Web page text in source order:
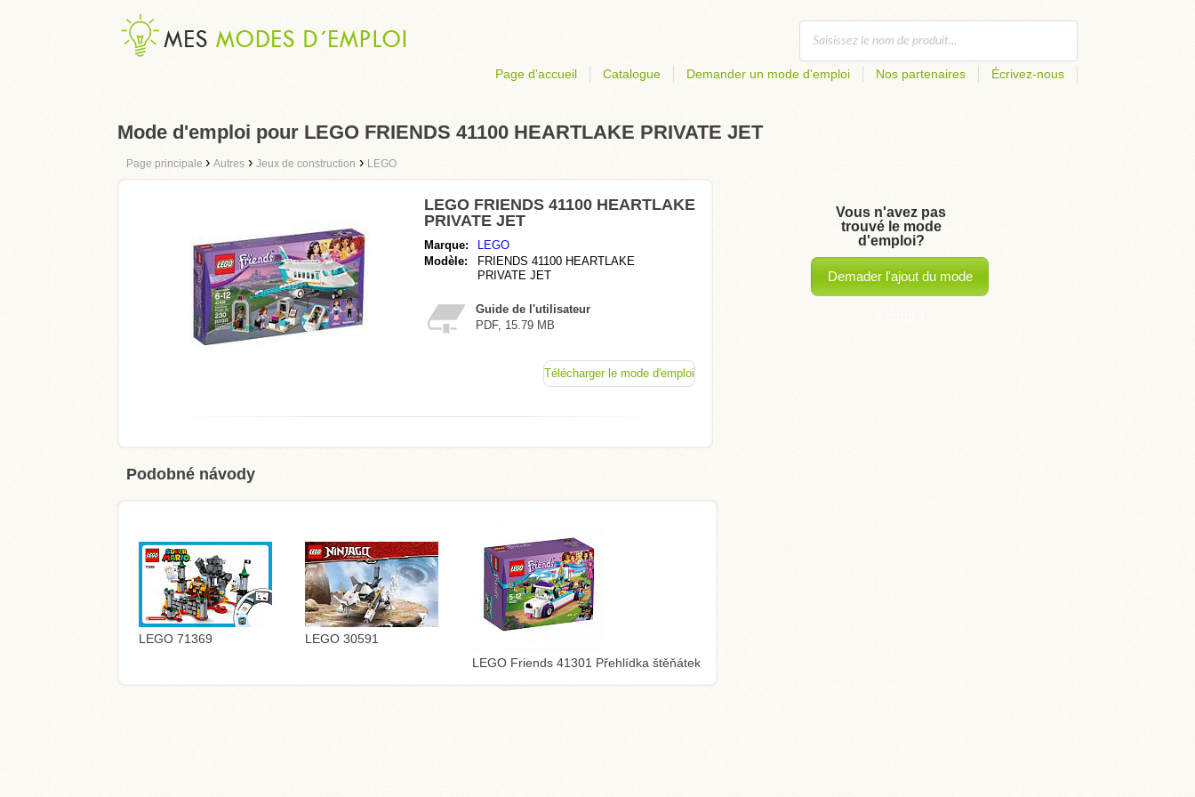
Page d'accueil Catalogue Demander un mode d'emploi Nos partenaires Écrivez-nous
Mode d'emploi pour LEGO FRIENDS 41100 HEARTLAKE PRIVATE JET
Page principale › Autres › Jeux de construction › LEGO
LEGO FRIENDS 41100 HEARTLAKE
PRIVATE JET
Marque:
LEGO
Modèle:
FRIENDS 41100 HEARTLAKE
PRIVATE JET
Guide de l'utilisateur
PDF, 15.79 MB
Télécharger le mode d'emploi
Podobné návody
LEGO 71369
LEGO 30591
LEGO Friends 41301 Přehlídka štěňátek
Vous n'avez pas
trouvé le mode
d'emploi?
Demader l'ajout du mode